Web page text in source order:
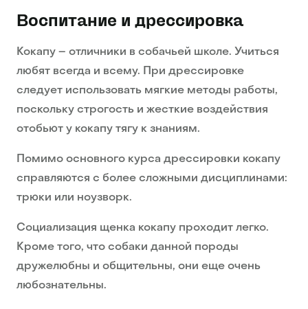
Воспитание и дрессировка
Кокапу – отличники в собачьей школе. Учиться
любят всегда и всему. При дрессировке
следует использовать мягкие методы работы,
поскольку строгость и жесткие воздействия
отобьют у кокапу тягу к знаниям.
Помимо основного курса дрессировки кокапу
справляются с более сложными дисциплинами:
трюки или ноузворк.
Социализация щенка кокапу проходит легко.
Кроме того, что собаки данной породы
дружелюбны и общительны, они еще очень
любознательны.